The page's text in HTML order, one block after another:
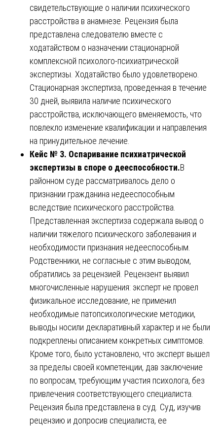
свидетельствующие о наличии психического
расстройства в анамнезе. Рецензия была
представлена следователю вместе с
ходатайством о назначении стационарной
комплексной психолого-психиатрической
экспертизы. Ходатайство было удовлетворено.
Стационарная экспертиза, проведенная в течение
30 дней, выявила наличие психического
расстройства, исключающего вменяемость, что
повлекло изменение квалификации и направления
на принудительное лечение.
Кейс № 3. Оспаривание психиатрической
экспертизы в споре о дееспособности.В
районном суде рассматривалось дело о
признании гражданина недееспособным
вследствие психического расстройства.
Представленная экспертиза содержала вывод о
наличии тяжелого психического заболевания и
необходимости признания недееспособным.
Родственники, не согласные с этим выводом,
обратились за рецензией. Рецензент выявил
многочисленные нарушения: эксперт не провел
физикальное исследование, не применил
необходимые патопсихологические методики,
выводы носили декларативный характер и не были
подкреплены описанием конкретных симптомов.
Кроме того, было установлено, что эксперт вышел
за пределы своей компетенции, дав заключение
по вопросам, требующим участия психолога, без
привлечения соответствующего специалиста.
Рецензия была представлена в суд. Суд, изучив
рецензию и допросив специалиста, ее